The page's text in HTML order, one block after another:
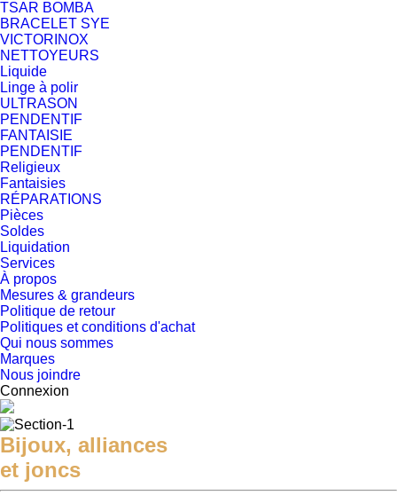
TSAR BOMBA
BRACELET SYE
VICTORINOX
NETTOYEURS
Liquide
Linge à polir
ULTRASON
PENDENTIF
FANTAISIE
PENDENTIF
Religieux
Fantaisies
RÉPARATIONS
Pièces
Soldes
Liquidation
Services
À propos
Mesures & grandeurs
Politique de retour
Politiques et conditions d'achat
Qui nous sommes
Marques
Nous joindre
Connexion
Bijoux, alliances
et joncs